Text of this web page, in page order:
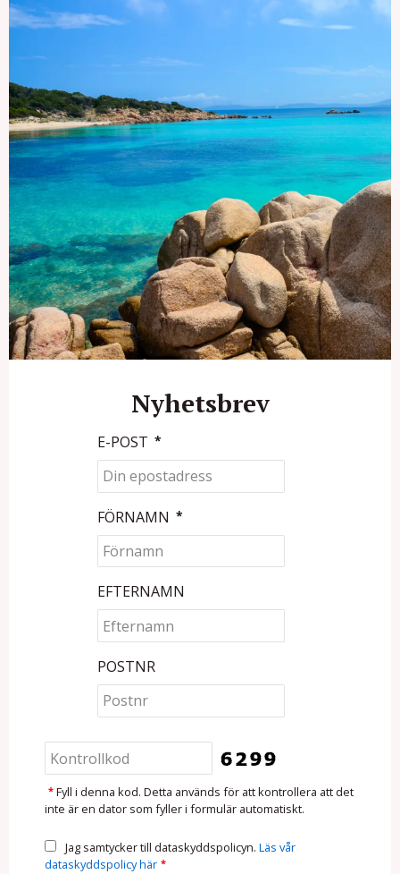
Nyhetsbrev
E-POST *
FÖRNAMN *
EFTERNAMN
POSTNR
* Fyll i denna kod. Detta används för att kontrollera att det
inte är en dator som fyller i formulär automatiskt.
Jag samtycker till dataskyddspolicyn. Läs vår
dataskyddspolicy här *